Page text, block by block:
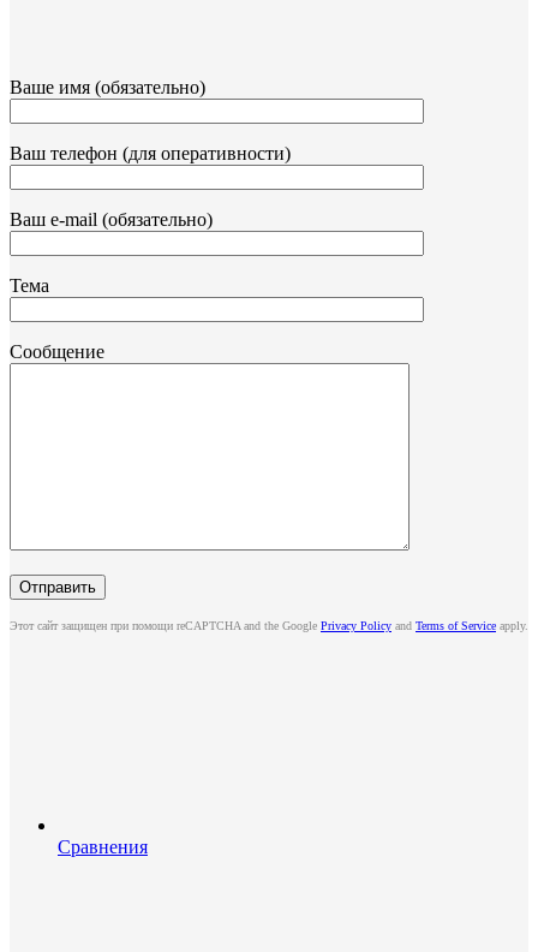
Ваше имя (обязательно)
Ваш телефон (для оперативности)
Ваш e-mail (обязательно)
Тема
Сообщение
Этот сайт защищен при помощи reCAPTCHA and the Google Privacy Policy and Terms of Service apply.
Сравнения